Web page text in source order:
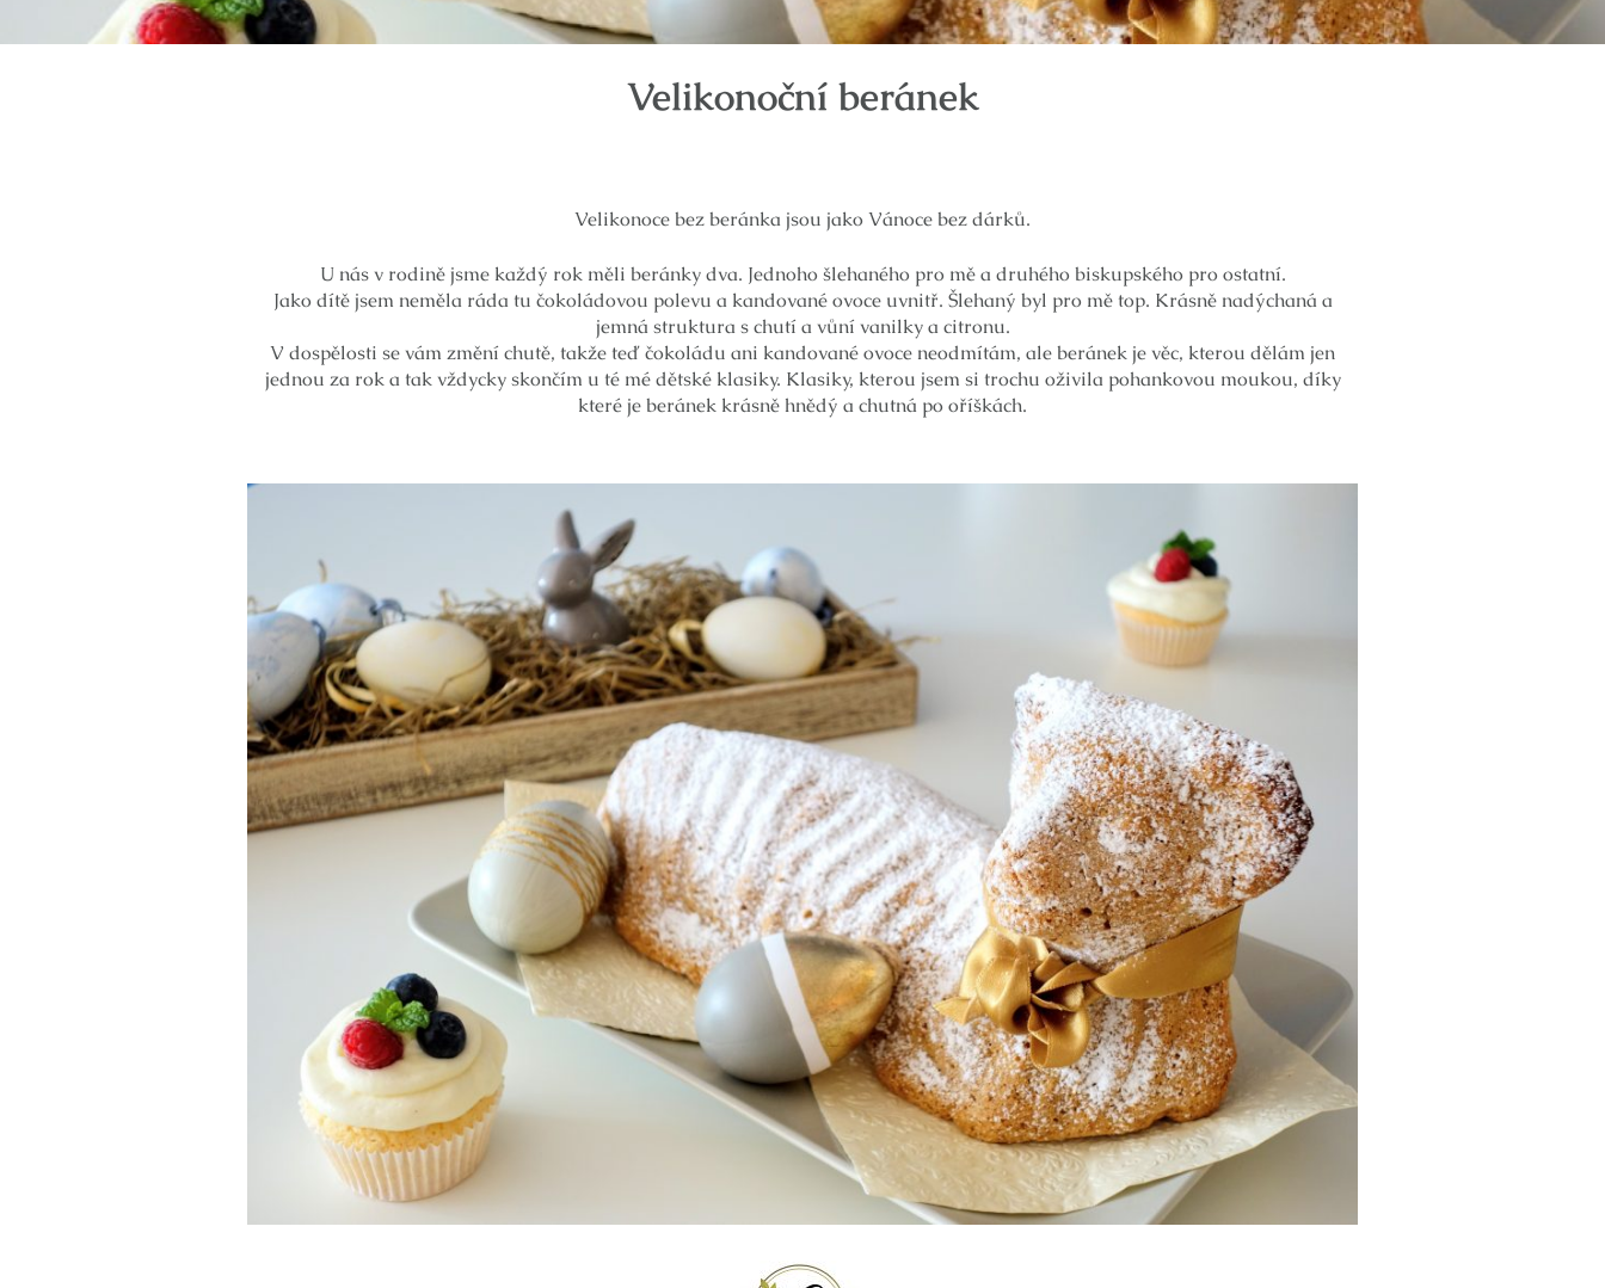
Velikonoční beránek
Velikonoce bez beránka jsou jako Vánoce bez dárků.
U nás v rodině jsme každý rok měli beránky dva. Jednoho šlehaného pro mě a druhého biskupského pro ostatní.
Jako dítě jsem neměla ráda tu čokoládovou polevu a kandované ovoce uvnitř. Šlehaný byl pro mě top. Krásně nadýchaná a
jemná struktura s chutí a vůní vanilky a citronu.
V dospělosti se vám změní chutě, takže teď čokoládu ani kandované ovoce neodmítám, ale beránek je věc, kterou dělám jen
jednou za rok a tak vždycky skončím u té mé dětské klasiky. Klasiky, kterou jsem si trochu oživila pohankovou moukou, díky
které je beránek krásně hnědý a chutná po oříškách.